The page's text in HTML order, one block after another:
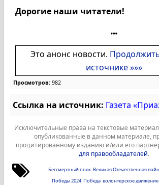
Дорогие наши читатели!
Это анонс новости.
источнике »»»
Просмотров: 982
Ссылка на источник: Газета
Исключительные права на текстовые
опубликованные в данном материале,
процитированному изданию и/или его
для правообладателей.
Бессмертный полк Великая Отечественная
Победы 2024 Победа волонтерское